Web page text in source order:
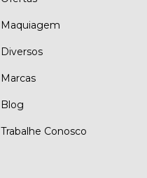
Maquiagem
Diversos
Marcas
Blog
Trabalhe Conosco